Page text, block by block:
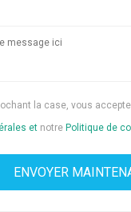
la case, vous
et notre Politique de